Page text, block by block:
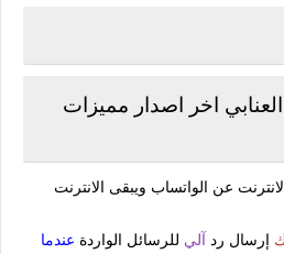
اخر اصدار مميزات
عن الواتساب ويبقى الانترنت
إرسال رد آلي للرسائل الواردة عندما